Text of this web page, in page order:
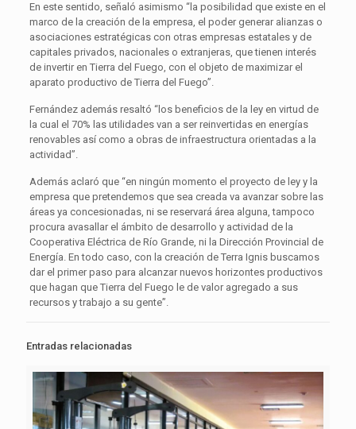
En este sentido, señaló asimismo “la posibilidad que existe en el
marco de la creación de la empresa, el poder generar alianzas o
asociaciones estratégicas con otras empresas estatales y de
capitales privados, nacionales o extranjeras, que tienen interés
de invertir en Tierra del Fuego, con el objeto de maximizar el
aparato productivo de Tierra del Fuego”.
Fernández además resaltó “los beneficios de la ley en virtud de
la cual el 70% las utilidades van a ser reinvertidas en energías
renovables así como a obras de infraestructura orientadas a la
actividad”.
Además aclaró que “en ningún momento el proyecto de ley y la
empresa que pretendemos que sea creada va avanzar sobre las
áreas ya concesionadas, ni se reservará área alguna, tampoco
procura avasallar el ámbito de desarrollo y actividad de la
Cooperativa Eléctrica de Río Grande, ni la Dirección Provincial de
Energía. En todo caso, con la creación de Terra Ignis buscamos
dar el primer paso para alcanzar nuevos horizontes productivos
que hagan que Tierra del Fuego le de valor agregado a sus
recursos y trabajo a su gente”.
Entradas relacionadas